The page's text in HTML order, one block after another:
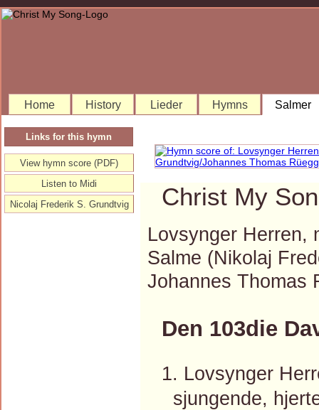
Home History Lieder Hymns Salmer
Christ My
Lovsynger Herren,
Salme (Nikolaj
Johannes Thomas
Den 103die
1. Lovsynger
sjungende,
Links for this hymn
View hymn score (PDF)
Listen to Midi
Nicolaj Frederik S. Grundtvig